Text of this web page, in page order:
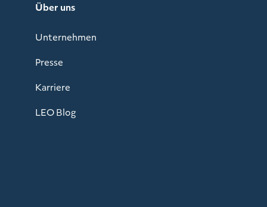
Über uns
Unternehmen
Presse
Karriere
LEO Blog